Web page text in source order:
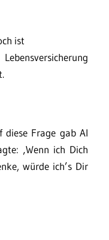
ist
diese Frage gab Al
‚Wenn ich Dich
würde ich’s Dir